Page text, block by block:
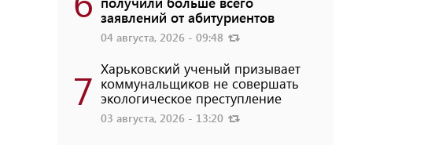
заявлений от абитуриентов
04 августа, 2026 - 09:48
7 Харьковский ученый призывает
коммунальщиков не совершать
экологическое преступление
03 августа, 2026 - 13:20